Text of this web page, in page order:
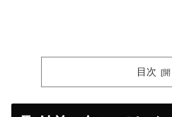
目次